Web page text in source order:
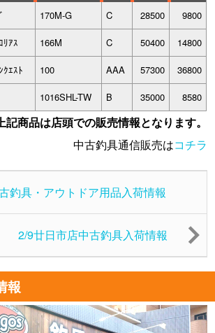
170M-G C 28500 9800
ｱｽ 166M C 50400 14800
ｴｽﾄ 100 AAA 57300 36800
1016SHL-TW B 35000 8580
記商品は店頭での販売情報となります。
中古釣具通信販売はコチラ
釣具・アウトドア用品入荷情報
2/9廿日市店中古釣具入荷情報
報